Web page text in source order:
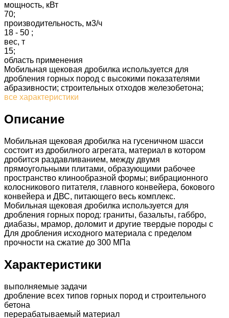
мощность, кВт
70;
производительность, м3/ч
18 - 50 ;
вес, т
15;
область применения
Мобильная щековая дробилка используется для
дробления горных пород с высокими показателями
абразивности; строительных отходов железобетона;
все характеристики
Описание
Мобильная щековая дробилка на гусеничном шасси
состоит из дробилного агрегата, материал в котором
дробится раздавливанием, между двумя
прямоугольными плитами, образующими рабочее
пространство клинообразной формы; вибрационного
колосникового питателя, главного конвейера, бокового
конвейера и ДВС, питающего весь комплекс.
Мобильная щековая дробилка используется для
дробления горных пород: граниты, базальты, габбро,
диабазы, мрамор, доломит и другие твердые породы с
Для дробления исходного материала с пределом
прочности на сжатие до 300 МПа
Характеристики
выполняемые задачи
дробление всех типов горных пород и строительного
бетона
перерабатываемый материал